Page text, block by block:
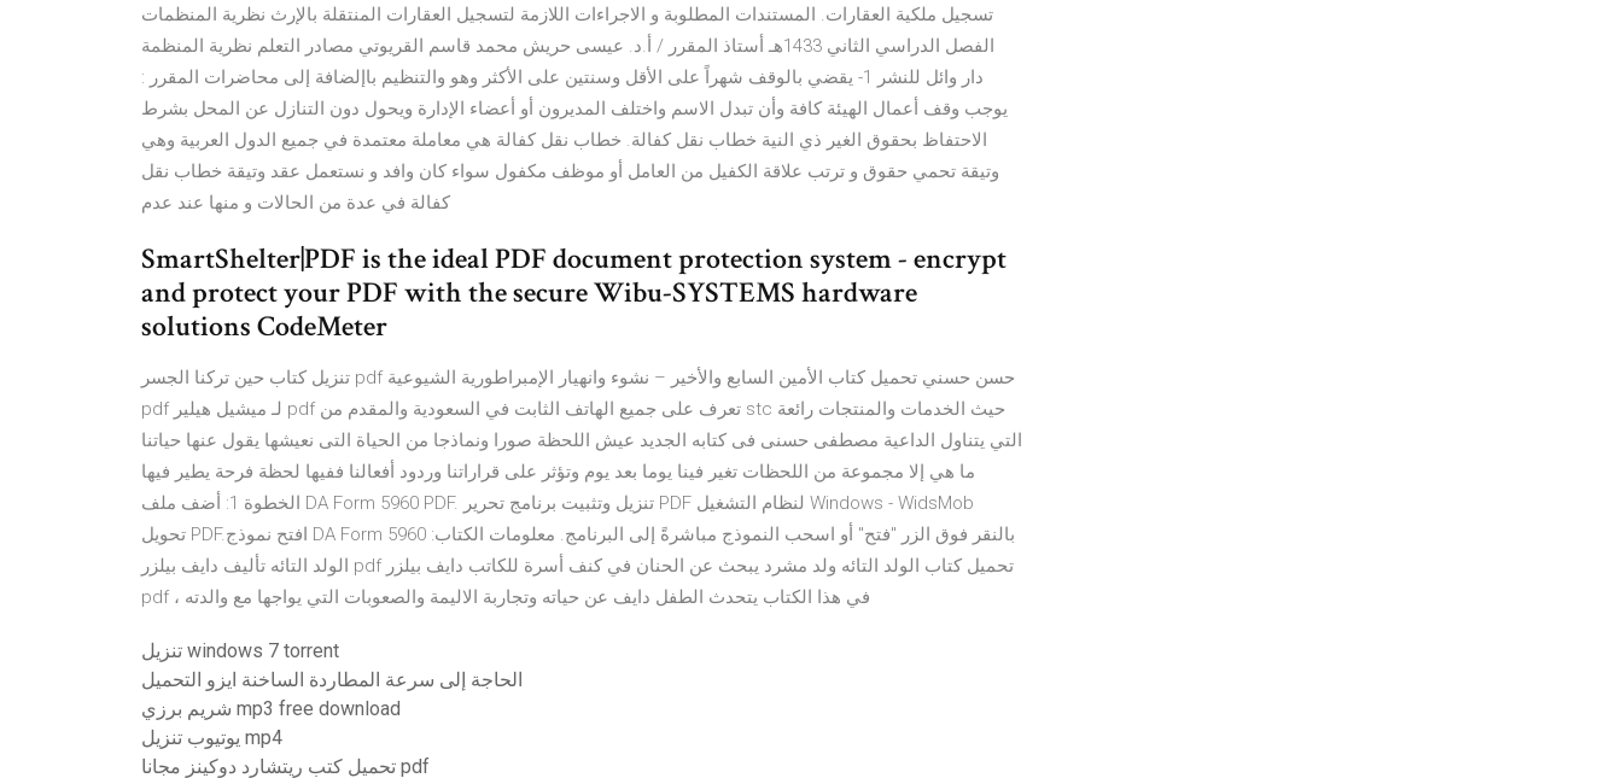
تسجيل ملكية العقارات. المستندات المطلوبة و الاجراءات اللازمة لتسجيل العقارات المنتقلة بالإرث ‫نظرية المنظمات‬
‫الفصل الدراسي الثاني ‪1433‬هـ‬ ‫أستاذ المقرر ‪ /‬أ‪.‬د‪ .‬عيسى حريش‬ ‫محمد قاسم القريوتي‬ ‫مصادر التعلم‬ ‫نظرية المنظمة
والتنظيم‬ ‫باإلضافة إلى محاضرات المقرر ‪:‬‬ ‫دار وائل للنشر 1- يقضي بالوقف شهراً على الأقل وسنتين على الأكثر وهو
يوجب وقف أعمال الهيئة كافة وأن تبدل الاسم واختلف المديرون أو أعضاء الإدارة ويحول دون التنازل عن المحل بشرط
الاحتفاظ بحقوق الغير ذي النية خطاب نقل كفالة. خطاب نقل كفالة هي معاملة معتمدة في جميع الدول العربية وهي
وتيقة تحمي حقوق و ترتب علاقة الكفيل من العامل أو موظف مكفول سواء كان وافد و نستعمل عقد وتيقة خطاب نقل
كفالة في عدة من الحالات و منها عند عدم
SmartShelter|PDF is the ideal PDF document protection system - encrypt
and protect your PDF with the secure Wibu-SYSTEMS hardware
solutions CodeMeter
تنزيل كتاب حين تركنا الجسر pdf حسن حسني تحميل كتاب الأمين السابع والأخير – نشوء وانهيار الإمبراطورية الشيوعية
pdf لـ ميشيل هيلير pdf تعرف على جميع الهاتف الثابت في السعودية والمقدم من stc حيث الخدمات والمنتجات رائعة
التي يتناول الداعية مصطفى حسنى فى كتابه الجديد عيش اللحظة صورا ونماذجا من الحياة التى نعيشها يقول عنها حياتنا
ما هي إلا مجموعة من اللحظات تغير فينا يوما بعد يوم وتؤثر على قراراتنا وردود أفعالنا ففيها لحظة فرحة يطير فيها
الخطوة 1: أضف ملف DA Form 5960 PDF. تنزيل وتثبيت برنامج تحرير PDF لنظام التشغيل Windows - WidsMob
تحويل PDF.افتح نموذج DA Form 5960 بالنقر فوق الزر "فتح" أو اسحب النموذج مباشرةً إلى البرنامج. معلومات الكتاب:
الولد التائه تأليف دايف بيلزر pdf تحميل كتاب الولد التائه ولد مشرد يبحث عن الحنان في كنف أسرة للكاتب دايف بيلزر
pdf ، في هذا الكتاب يتحدث الطفل دايف عن حياته وتجاربة الاليمة والصعوبات التي يواجها مع والدته
تنزيل windows 7 torrent
الحاجة إلى سرعة المطاردة الساخنة ايزو التحميل
شريم برزي mp3 free download
يوتيوب تنزيل mp4
تحميل كتب ريتشارد دوكينز مجانا pdf